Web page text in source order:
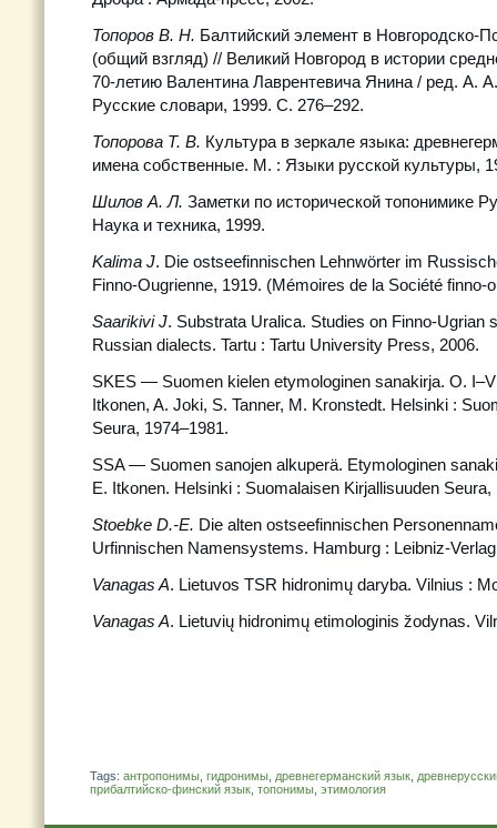
Топоров В. Н. Балтийский элемент в Новгородско-
(общий взгляд) // Великий Новгород в истории
70-летию Валентина Лаврентевича Янина / ред. А.
Русские словари, 1999. С. 276–292.
Топорова Т. В. Культура в зеркале языка:
имена собственные. М. : Языки русской культуры,
Шилов А. Л. Заметки по исторической топонимике
Наука и техника, 1999.
Kalima J. Die ostseefinnischen Lehnwörter im
Finno-Ougrienne, 1919. (Mémoires de la Société finno-
Saarikivi J. Substrata Uralica. Studies on Finno-Ugrian
Russian dialects. Tartu : Tartu University Press, 2006.
SKES — Suomen kielen etymologinen sanakirja. O.
Itkonen, A. Joki, S. Tanner, M. Kronstedt. Helsinki :
Seura, 1974–1981.
SSA — Suomen sanojen alkuperä. Etymologinen
E. Itkonen. Helsinki : Suomalaisen Kirjallisuuden Seura,
Stoebke D.-E. Die alten ostseefinnischen
Urfinnischen Namensystems. Hamburg : Leibniz-
Vanagas A. Lietuvos TSR hidronimų daryba. Vilnius :
Vanagas A. Lietuvių hidronimų etimologinis žodynas.
Tags: антропонимы гидронимы древнегерманский язык
прибалтийско-финский язык топонимы этимология